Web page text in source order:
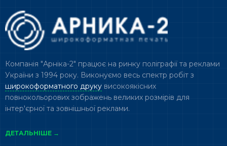
Компанія "Арніка-2" працює на ринку поліграфії та реклами
України з 1994 року. Виконуємо весь спектр робіт з
широкоформатного друкувисокоякісних
повнокольорових зображень великих розмірів для
інтер'єрної та зовнішньої реклами.
ДЕТАЛЬНІШЕ →